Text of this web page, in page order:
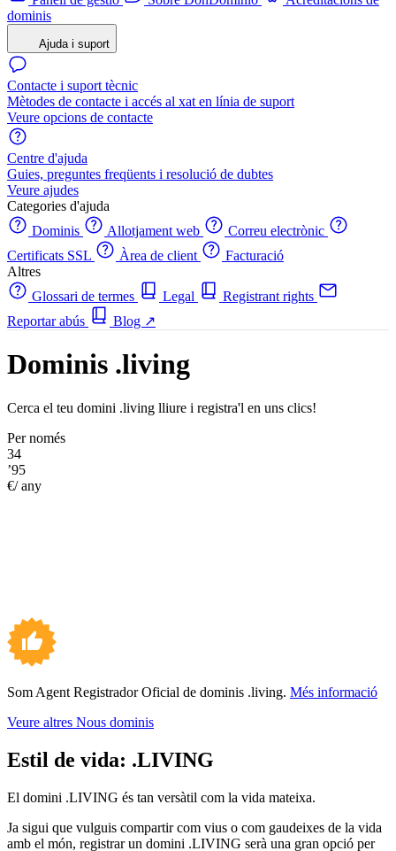
dominis
Ajuda i suport
Contacte i suport tècnic
Mètodes de contacte i accés al xat en línia de suport
Veure opcions de contacte
Centre d'ajuda
Guies, preguntes freqüents i resolució de dubtes
Veure ajudes
Categories d'ajuda
Dominis
Allotjament web
Correu electrònic
Certificats SSL
Àrea de client
Facturació
Altres
Glossari de termes
Legal
Registrant rights
Reportar abús
Blog ↗
Dominis .living
Cerca el teu domini .living lliure i registra'l en uns clics!
Per només
34
’95
€/ any
Som Agent Registrador Oficial de dominis .living. Més informació
Veure altres Nous dominis
Estil de vida: .LIVING
El domini .LIVING és tan versàtil com la vida mateixa.
Ja sigui que vulguis compartir com vius o com gaudeixes de la vida
amb el món, registrar un domini .LIVING serà una gran opció per